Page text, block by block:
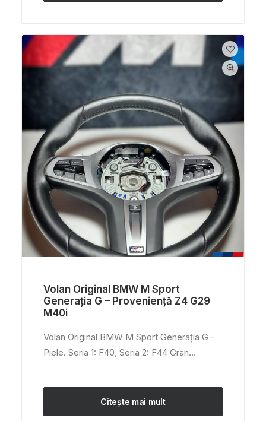
Volan Original BMW M Sport
Generația G – Proveniență Z4 G29
M40i
Volan Original BMW M Sport Generația G -
Piele. Seria 1: F40, Seria 2: F44 Gran…
Citește mai mult